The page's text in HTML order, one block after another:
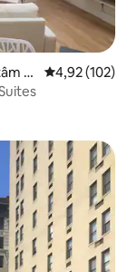
th
Xếp hạng
4,92 (102)